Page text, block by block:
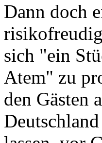
Dann doch
sich "ein
Atem" zu
den Gästen